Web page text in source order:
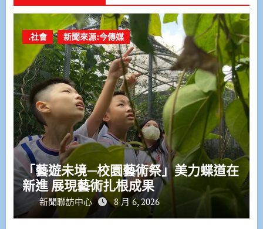
.社會 新聞來源:今傳媒
「藝遊未境—校園藝術祭」美力蝶道在
新進 展現藝術扎根成果
新聞聯訪中心 8 月 6, 2026